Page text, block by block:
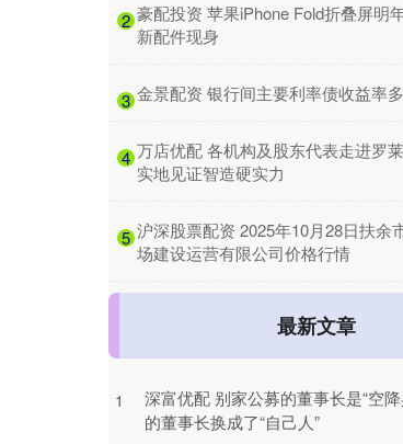
2 豪配投资 苹果iPhone Fold折叠屏明
新配件现身
3 金景配资 银行间主要利率债收益率
4 万店优配 各机构及股东代表走进罗
实地见证智造硬实力
5 沪深股票配资 2025年10月28日扶余
场建设运营有限公司价格行情
最新文章
1
深富优配 别家公募的董事长是“空
的董事长换成了“自己人”